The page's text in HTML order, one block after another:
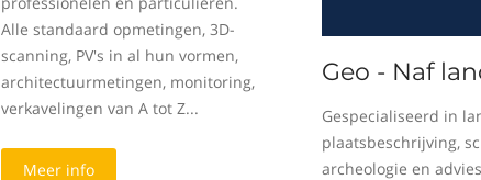
Alle standaard opmetingen, 3D-
scanning, PV's in al hun vormen,
architectuurmetingen, monitoring,
verkavelingen van A tot Z...
Meer info
Geo - Naf
Gespecialiseerd in
plaatsbeschrijving,
archeologie en